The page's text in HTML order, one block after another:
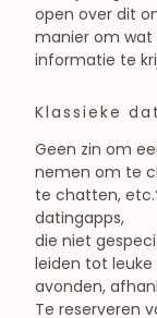
open over dit
manier om wat
informatie te
Klassieke
Geen zin om
nemen om te
te chatten,
datingapps,
die niet
leiden tot leuke
avonden,
Te reserveren